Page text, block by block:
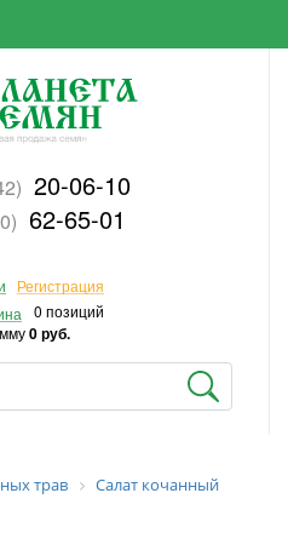
20-06-10
62-65-01
Регистрация
0 позиций
0 руб.
трав
Салат кочанный